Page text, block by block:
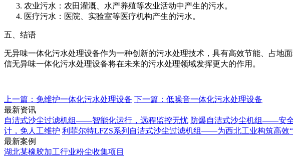
农业污水：农田灌溉、水产养殖等农业活动中产生的污水。
医疗污水：医院、实验室等医疗机构产生的污水。
五、结语
无异味一体化污水处理设备作为一种创新的污水处理技术，具有高效节能、占地
信无异味一体化污水处理设备将在未来的污水处理领域发挥更大的作用。
上一篇：免维护一体化污水处理设备 下一篇：低噪音一体化污水处理设备
最新资讯
自洁式沙尘过滤机组——智能化运行，远程监控无忧 防爆自洁式沙尘机组——安
计，免人工维护 利菲尔特LFZS系列自洁式沙尘过滤机组——为西北工业构筑高效
最新案例
湖北某橡胶加工行业粉尘收集项目